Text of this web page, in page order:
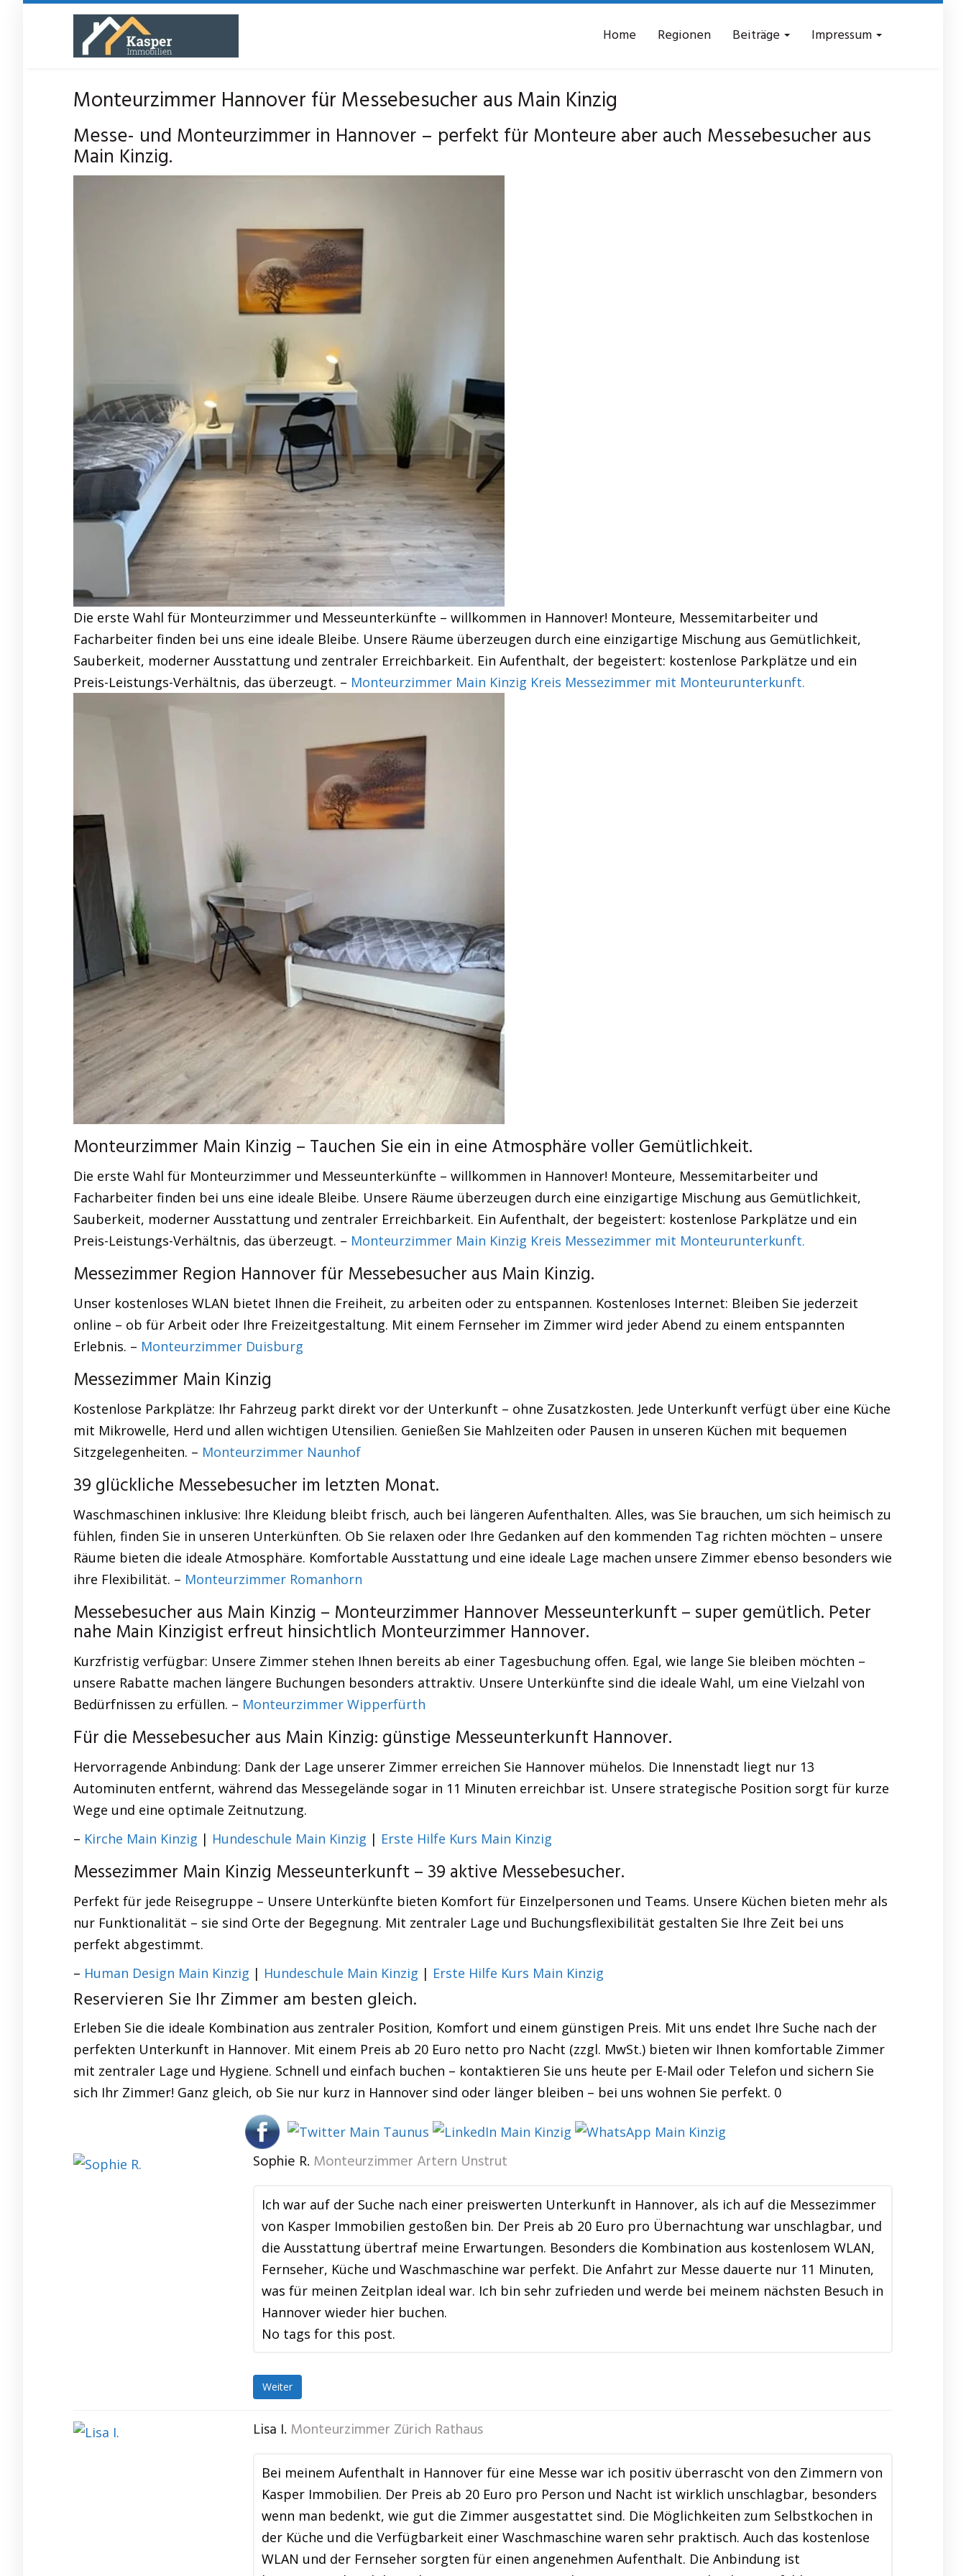
Home Regionen Beiträge Impressum
Monteurzimmer Hannover für Messebesucher aus Main Kinzig
Messe- und Monteurzimmer in Hannover – perfekt für Monteure aber auch Messebesucher aus
Main Kinzig.
Die erste Wahl für Monteurzimmer und Messeunterkünfte – willkommen in Hannover! Monteure, Messemitarbeiter und
Facharbeiter finden bei uns eine ideale Bleibe. Unsere Räume überzeugen durch eine einzigartige Mischung aus Gemütlichkeit,
Sauberkeit, moderner Ausstattung und zentraler Erreichbarkeit. Ein Aufenthalt, der begeistert: kostenlose Parkplätze und ein
Preis-Leistungs-Verhältnis, das überzeugt. – Monteurzimmer Main Kinzig Kreis Messezimmer mit Monteurunterkunft.
Monteurzimmer Main Kinzig – Tauchen Sie ein in eine Atmosphäre voller Gemütlichkeit.
Die erste Wahl für Monteurzimmer und Messeunterkünfte – willkommen in Hannover! Monteure, Messemitarbeiter und
Facharbeiter finden bei uns eine ideale Bleibe. Unsere Räume überzeugen durch eine einzigartige Mischung aus Gemütlichkeit,
Sauberkeit, moderner Ausstattung und zentraler Erreichbarkeit. Ein Aufenthalt, der begeistert: kostenlose Parkplätze und ein
Preis-Leistungs-Verhältnis, das überzeugt. – Monteurzimmer Main Kinzig Kreis Messezimmer mit Monteurunterkunft.
Messezimmer Region Hannover für Messebesucher aus Main Kinzig.
Unser kostenloses WLAN bietet Ihnen die Freiheit, zu arbeiten oder zu entspannen. Kostenloses Internet: Bleiben Sie jederzeit
online – ob für Arbeit oder Ihre Freizeitgestaltung. Mit einem Fernseher im Zimmer wird jeder Abend zu einem entspannten
Erlebnis. – Monteurzimmer Duisburg
Messezimmer Main Kinzig
Kostenlose Parkplätze: Ihr Fahrzeug parkt direkt vor der Unterkunft – ohne Zusatzkosten. Jede Unterkunft verfügt über eine Küche
mit Mikrowelle, Herd und allen wichtigen Utensilien. Genießen Sie Mahlzeiten oder Pausen in unseren Küchen mit bequemen
Sitzgelegenheiten. – Monteurzimmer Naunhof
39 glückliche Messebesucher im letzten Monat.
Waschmaschinen inklusive: Ihre Kleidung bleibt frisch, auch bei längeren Aufenthalten. Alles, was Sie brauchen, um sich heimisch zu
fühlen, finden Sie in unseren Unterkünften. Ob Sie relaxen oder Ihre Gedanken auf den kommenden Tag richten möchten – unsere
Räume bieten die ideale Atmosphäre. Komfortable Ausstattung und eine ideale Lage machen unsere Zimmer ebenso besonders wie
ihre Flexibilität. – Monteurzimmer Romanhorn
Messebesucher aus Main Kinzig – Monteurzimmer Hannover Messeunterkunft – super gemütlich. Peter
nahe Main Kinzigist erfreut hinsichtlich Monteurzimmer Hannover.
Kurzfristig verfügbar: Unsere Zimmer stehen Ihnen bereits ab einer Tagesbuchung offen. Egal, wie lange Sie bleiben möchten –
unsere Rabatte machen längere Buchungen besonders attraktiv. Unsere Unterkünfte sind die ideale Wahl, um eine Vielzahl von
Bedürfnissen zu erfüllen. – Monteurzimmer Wipperfürth
Für die Messebesucher aus Main Kinzig: günstige Messeunterkunft Hannover.
Hervorragende Anbindung: Dank der Lage unserer Zimmer erreichen Sie Hannover mühelos. Die Innenstadt liegt nur 13
Autominuten entfernt, während das Messegelände sogar in 11 Minuten erreichbar ist. Unsere strategische Position sorgt für kurze
Wege und eine optimale Zeitnutzung.
– Kirche Main Kinzig | Hundeschule Main Kinzig | Erste Hilfe Kurs Main Kinzig
Messezimmer Main Kinzig Messeunterkunft – 39 aktive Messebesucher.
Perfekt für jede Reisegruppe – Unsere Unterkünfte bieten Komfort für Einzelpersonen und Teams. Unsere Küchen bieten mehr als
nur Funktionalität – sie sind Orte der Begegnung. Mit zentraler Lage und Buchungsflexibilität gestalten Sie Ihre Zeit bei uns
perfekt abgestimmt.
– Human Design Main Kinzig | Hundeschule Main Kinzig | Erste Hilfe Kurs Main Kinzig
Reservieren Sie Ihr Zimmer am besten gleich.
Erleben Sie die ideale Kombination aus zentraler Position, Komfort und einem günstigen Preis. Mit uns endet Ihre Suche nach der
perfekten Unterkunft in Hannover. Mit einem Preis ab 20 Euro netto pro Nacht (zzgl. MwSt.) bieten wir Ihnen komfortable Zimmer
mit zentraler Lage und Hygiene. Schnell und einfach buchen – kontaktieren Sie uns heute per E-Mail oder Telefon und sichern Sie
sich Ihr Zimmer! Ganz gleich, ob Sie nur kurz in Hannover sind oder länger bleiben – bei uns wohnen Sie perfekt. 0
Sophie R. Monteurzimmer Artern Unstrut
Ich war auf der Suche nach einer preiswerten Unterkunft in Hannover, als ich auf die Messezimmer
von Kasper Immobilien gestoßen bin. Der Preis ab 20 Euro pro Übernachtung war unschlagbar, und
die Ausstattung übertraf meine Erwartungen. Besonders die Kombination aus kostenlosem WLAN,
Fernseher, Küche und Waschmaschine war perfekt. Die Anfahrt zur Messe dauerte nur 11 Minuten,
was für meinen Zeitplan ideal war. Ich bin sehr zufrieden und werde bei meinem nächsten Besuch in
Hannover wieder hier buchen.
No tags for this post.
Weiter
Lisa I. Monteurzimmer Zürich Rathaus
Bei meinem Aufenthalt in Hannover für eine Messe war ich positiv überrascht von den Zimmern von
Kasper Immobilien. Der Preis ab 20 Euro pro Person und Nacht ist wirklich unschlagbar, besonders
wenn man bedenkt, wie gut die Zimmer ausgestattet sind. Die Möglichkeiten zum Selbstkochen in
der Küche und die Verfügbarkeit einer Waschmaschine waren sehr praktisch. Auch das kostenlose
WLAN und der Fernseher sorgten für einen angenehmen Aufenthalt. Die Anbindung ist